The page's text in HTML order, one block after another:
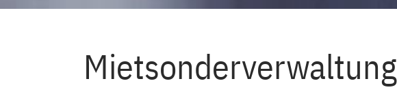
Miet­son­der­ver­wal­tung